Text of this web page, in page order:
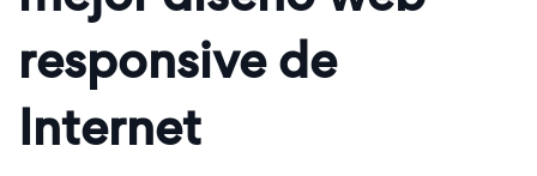
responsive de
Internet